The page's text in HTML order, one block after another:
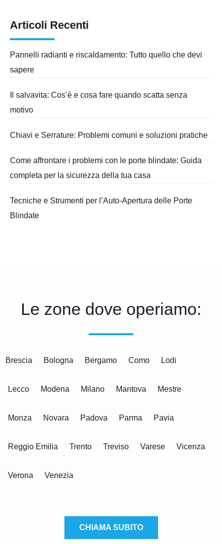
Articoli Recenti
Pannelli radianti e riscaldamento: Tutto quello che devi
sapere
Il salvavita: Cos’è e cosa fare quando scatta senza
motivo
Chiavi e Serrature: Problemi comuni e soluzioni pratiche
Come affrontare i problemi con le porte blindate: Guida
completa per la sicurezza della tua casa
Tecniche e Strumenti per l’Auto-Apertura delle Porte
Blindate
Le zone dove operiamo:
Brescia Bologna Bergamo Como Lodi
Lecco Modena Milano Mantova Mestre
Monza Novara Padova Parma Pavia
Reggio Emilia Trento Treviso Varese Vicenza
Verona Venezia
CHIAMA SUBITO